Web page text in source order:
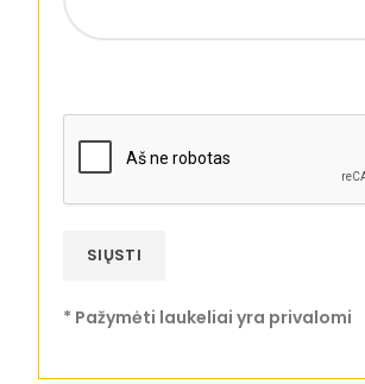
* Pažymėti laukeliai yra privalomi